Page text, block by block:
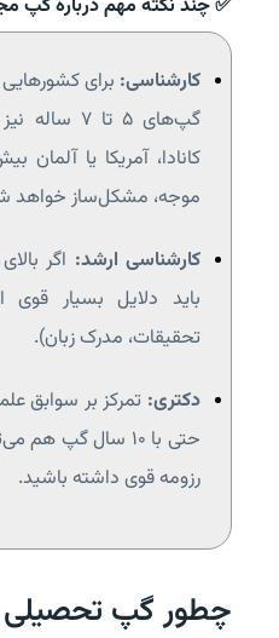
✅چند نکته مهم درباره گپ
کارشناسی: برای
گپ‌های ۵ تا
موجه، مشکل‌ساز خواهد
کارشناسی ارشد:
باید دلایل بسیار قوی
تحقیقات، مدرک زبان).
دکتری: تمرکز بر سوابق
حتی با ۱۰ سال گپ
رزومه قوی داشته باشید.
چطور گپ تحصیلی